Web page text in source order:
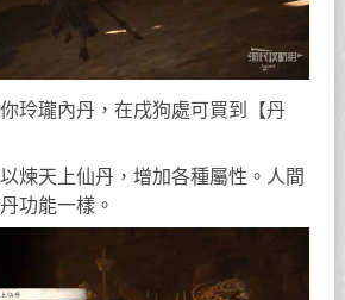
玲瓏內丹，在戌狗處可買到【丹
煉天上仙丹，增加各種屬性。人間
功能一樣。